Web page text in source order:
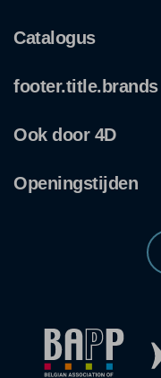
Catalogus
footer.title.brands
Ook door 4D
Openingstijden